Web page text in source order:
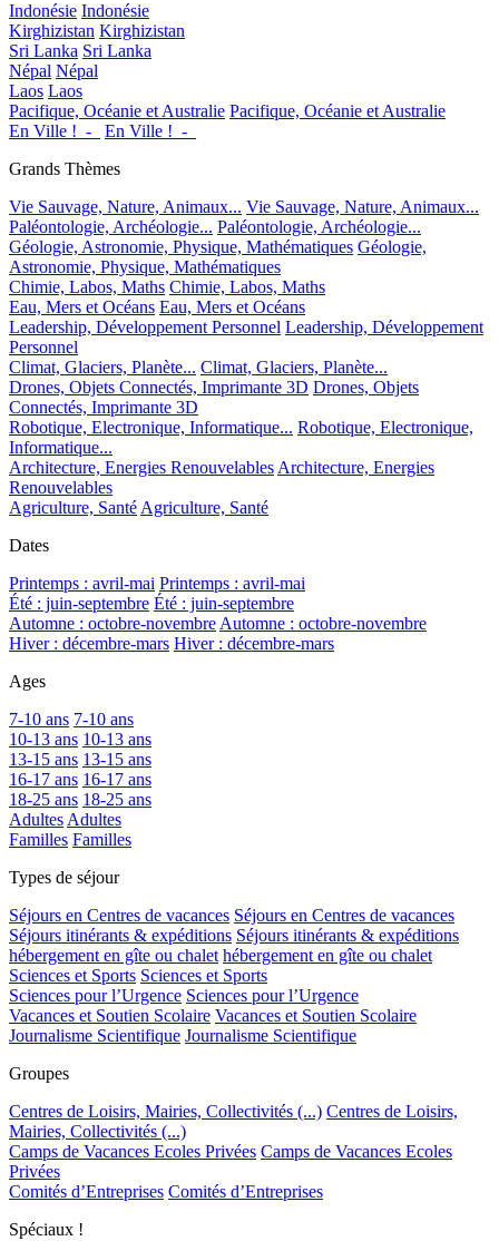
Indonésie Indonésie
Kirghizistan Kirghizistan
Sri Lanka Sri Lanka
Népal Népal
Laos Laos
Pacifique, Océanie et Australie Pacifique, Océanie et Australie
En Ville !_-_
En Ville !_-_
Grands Thèmes
Vie Sauvage, Nature, Animaux... Vie Sauvage, Nature, Animaux...
Paléontologie, Archéologie... Paléontologie, Archéologie...
Géologie, Astronomie, Physique, Mathématiques Géologie,
Astronomie, Physique, Mathématiques
Chimie, Labos, Maths Chimie, Labos, Maths
Eau, Mers et Océans Eau, Mers et Océans
Leadership, Développement Personnel Leadership, Développement
Personnel
Climat, Glaciers, Planète... Climat, Glaciers, Planète...
Drones, Objets Connectés, Imprimante 3D Drones, Objets
Connectés, Imprimante 3D
Robotique, Electronique, Informatique... Robotique, Electronique,
Informatique...
Architecture, Energies RenouvelablesArchitecture, Energies
Renouvelables
Agriculture, SantéAgriculture, Santé
Dates
Printemps : avril-mai Printemps : avril-mai
Été : juin-septembre Été : juin-septembre
Automne : octobre-novembreAutomne : octobre-novembre
Hiver : décembre-mars Hiver : décembre-mars
Ages
7-10 ans 7-10 ans
10-13 ans 10-13 ans
13-15 ans 13-15 ans
16-17 ans 16-17 ans
18-25 ans 18-25 ans
AdultesAdultes
Familles Familles
Types de séjour
Séjours en Centres de vacances Séjours en Centres de vacances
Séjours itinérants & expéditions Séjours itinérants & expéditions
hébergement en gîte ou chalet hébergement en gîte ou chalet
Sciences et Sports Sciences et Sports
Sciences pour l’Urgence Sciences pour l’Urgence
Vacances et Soutien Scolaire Vacances et Soutien Scolaire
Journalisme Scientifique Journalisme Scientifique
Groupes
Centres de Loisirs, Mairies, Collectivités (...) Centres de Loisirs,
Mairies, Collectivités (...)
Camps de Vacances Ecoles Privées Camps de Vacances Ecoles
Privées
Comités d’Entreprises Comités d’Entreprises
Spéciaux !